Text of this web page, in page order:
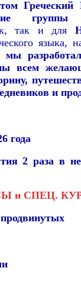
Греческий
так и для
языка,
всем
и
года
2 раза в
и СПЕЦ.